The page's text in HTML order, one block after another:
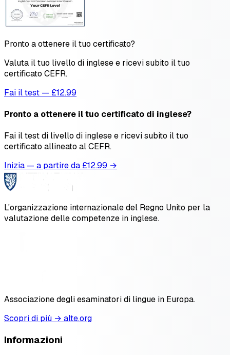
Pronto a ottenere il tuo certificato?
Valuta il tuo livello di inglese e ricevi subito il tuo
certificato CEFR.
Fai il test — £12.99
Pronto a ottenere il tuo certificato di inglese?
Fai il test di livello di inglese e ricevi subito il tuo
certificato allineato al CEFR.
Inizia — a partire da £12.99 →
L'organizzazione internazionale del Regno Unito per la
valutazione delle competenze in inglese.
Associazione degli esaminatori di lingue in Europa.
Scopri di più → alte.org
Informazioni